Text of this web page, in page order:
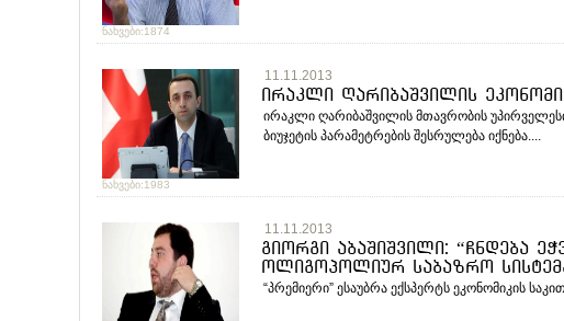
ნახვები:1874
ნახვები:1983
11.11.2013
ირაკლი ღარიბაშვილის
ირაკლი ღარიბაშვილის მთავრობის
ბიუჯეტის პარამეტრების შესრულება იქნება....
11.11.2013
გიორგი აბაშიშვილი: “ჩნდება
ოლიგოპოლიურ საბაზრო
“პრემიერი” ესაუბრა ექსპერტს ეკონომიკის